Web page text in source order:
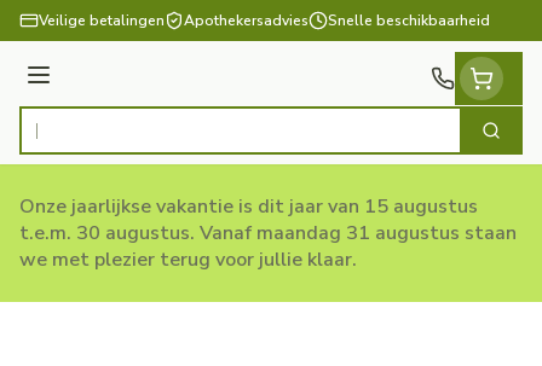
Ga naar de inhoud
Veilige betalingen Apothekersadvies Snelle beschikbaarheid
Menu
Product, merk, categorie... Zoek
Onze jaarlijkse vakantie is dit jaar van 15 augustus
t.e.m. 30 augustus. Vanaf maandag 31 augustus staan
we met plezier terug voor jullie klaar.